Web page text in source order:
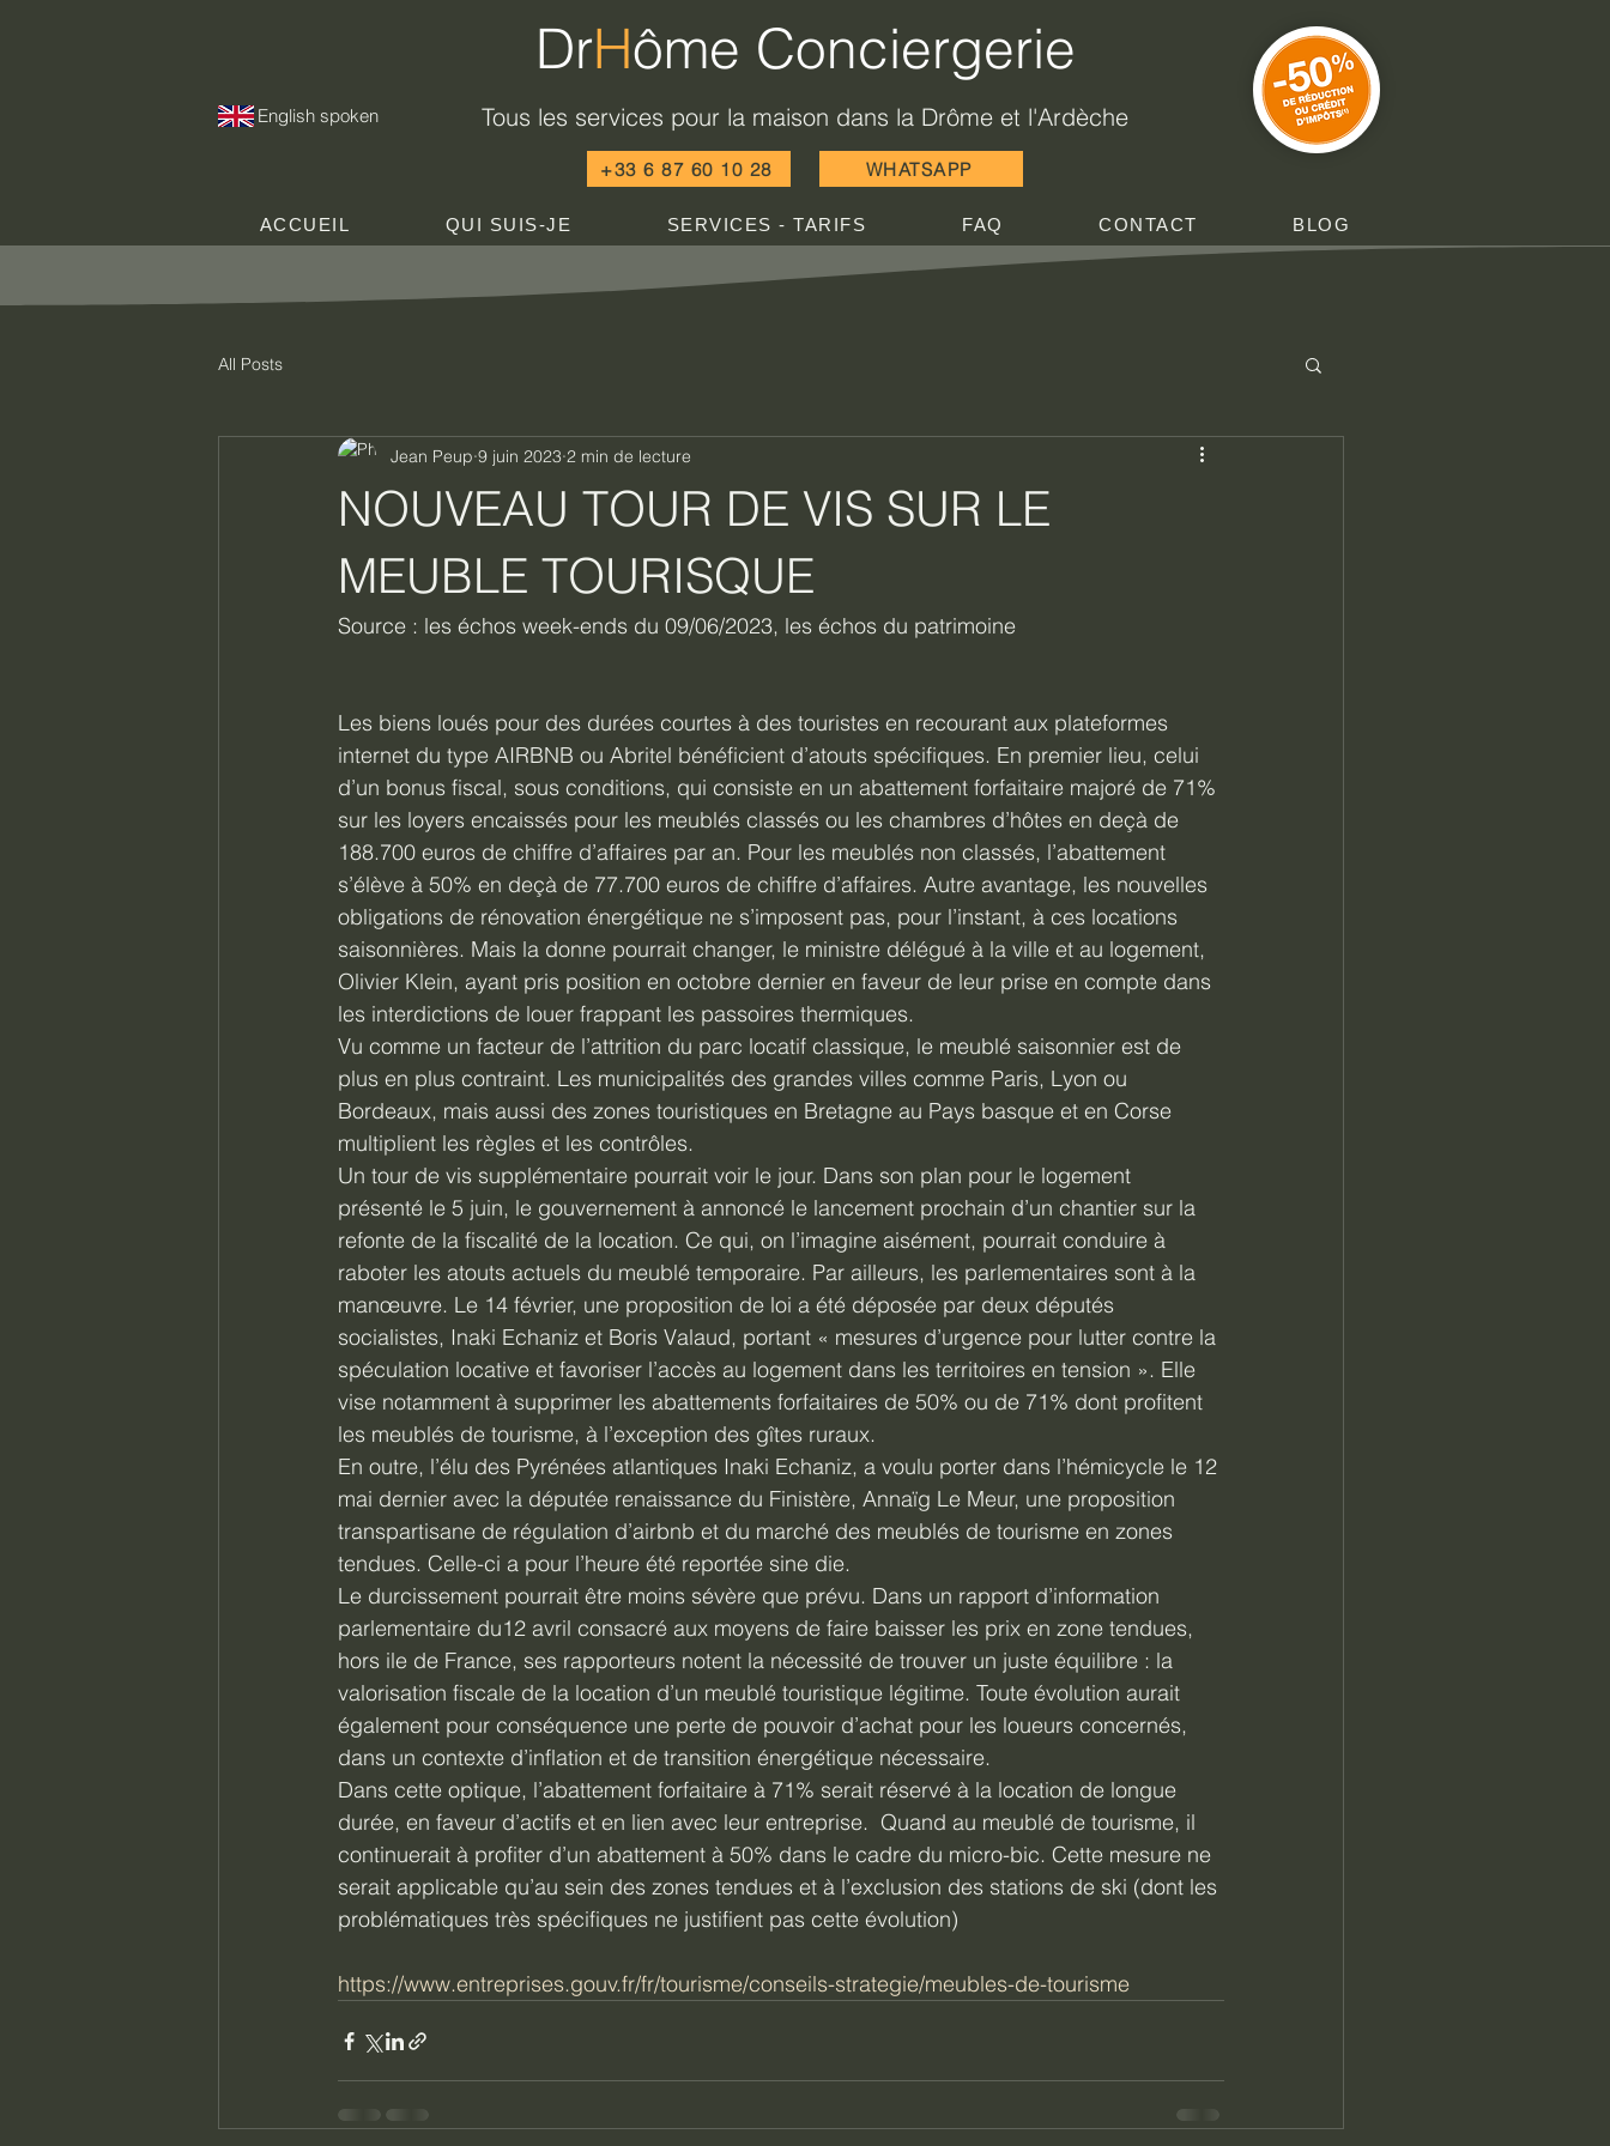
English spoken
DrHôme Conciergerie
Tous les services pour la maison dans la Drôme et l'Ardèche
+33 6 87 60 10 28 WHATSAPP
ACCUEIL QUI SUIS-JE SERVICES - TARIFS FAQ CONTACT BLOG
All Posts
NOUVEAU TOUR DE VIS SUR LE
MEUBLE TOURISQUE
Jean Peup 9 juin 2023 2 min de lecture
Source : les échos week-ends du 09/06/2023, les échos du patrimoine
Les biens loués pour des durées courtes à des touristes en recourant aux plateformes
internet du type AIRBNB ou Abritel bénéficient d’atouts spécifiques. En premier lieu, celui
d’un bonus fiscal, sous conditions, qui consiste en un abattement forfaitaire majoré de 71%
sur les loyers encaissés pour les meublés classés ou les chambres d’hôtes en deçà de
188.700 euros de chiffre d’affaires par an. Pour les meublés non classés, l’abattement
s’élève à 50% en deçà de 77.700 euros de chiffre d’affaires. Autre avantage, les nouvelles
obligations de rénovation énergétique ne s’imposent pas, pour l’instant, à ces locations
saisonnières. Mais la donne pourrait changer, le ministre délégué à la ville et au logement,
Olivier Klein, ayant pris position en octobre dernier en faveur de leur prise en compte dans
les interdictions de louer frappant les passoires thermiques.
Vu comme un facteur de l’attrition du parc locatif classique, le meublé saisonnier est de
plus en plus contraint. Les municipalités des grandes villes comme Paris, Lyon ou
Bordeaux, mais aussi des zones touristiques en Bretagne au Pays basque et en Corse
multiplient les règles et les contrôles.
Un tour de vis supplémentaire pourrait voir le jour. Dans son plan pour le logement
présenté le 5 juin, le gouvernement à annoncé le lancement prochain d’un chantier sur la
refonte de la fiscalité de la location. Ce qui, on l’imagine aisément, pourrait conduire à
raboter les atouts actuels du meublé temporaire. Par ailleurs, les parlementaires sont à la
manœuvre. Le 14 février, une proposition de loi a été déposée par deux députés
socialistes, Inaki Echaniz et Boris Valaud, portant « mesures d’urgence pour lutter contre la
spéculation locative et favoriser l’accès au logement dans les territoires en tension ». Elle
vise notamment à supprimer les abattements forfaitaires de 50% ou de 71% dont profitent
les meublés de tourisme, à l’exception des gîtes ruraux.
En outre, l’élu des Pyrénées atlantiques Inaki Echaniz, a voulu porter dans l’hémicycle le 12
mai dernier avec la députée renaissance du Finistère, Annaïg Le Meur, une proposition
transpartisane de régulation d’airbnb et du marché des meublés de tourisme en zones
tendues. Celle-ci a pour l’heure été reportée sine die.
Le durcissement pourrait être moins sévère que prévu. Dans un rapport d’information
parlementaire du12 avril consacré aux moyens de faire baisser les prix en zone tendues,
hors ile de France, ses rapporteurs notent la nécessité de trouver un juste équilibre : la
valorisation fiscale de la location d’un meublé touristique légitime. Toute évolution aurait
également pour conséquence une perte de pouvoir d’achat pour les loueurs concernés,
dans un contexte d’inflation et de transition énergétique nécessaire.
Dans cette optique, l’abattement forfaitaire à 71% serait réservé à la location de longue
durée, en faveur d’actifs et en lien avec leur entreprise.  Quand au meublé de tourisme, il
continuerait à profiter d’un abattement à 50% dans le cadre du micro-bic. Cette mesure ne
serait applicable qu’au sein des zones tendues et à l’exclusion des stations de ski (dont les
problématiques très spécifiques ne justifient pas cette évolution)
https://www.entreprises.gouv.fr/fr/tourisme/conseils-strategie/meubles-de-tourisme